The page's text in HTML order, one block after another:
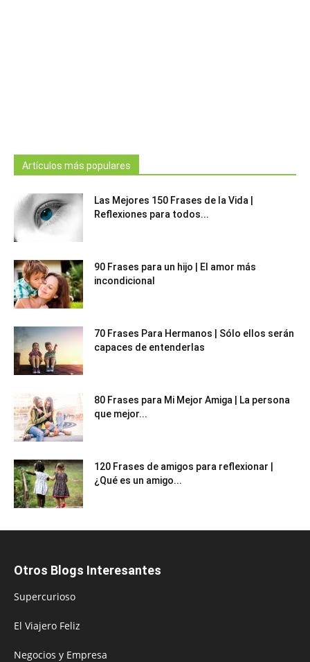
Artículos más populares
Las Mejores 150 Frases de la Vida |
Reflexiones para todos...
90 Frases para un hijo | El amor más
incondicional
70 Frases Para Hermanos | Sólo ellos serán
capaces de entenderlas
80 Frases para Mi Mejor Amiga | La persona
que mejor...
120 Frases de amigos para reflexionar |
¿Qué es un amigo...
Otros Blogs Interesantes
Supercurioso
El Viajero Feliz
Negocios y Empresa